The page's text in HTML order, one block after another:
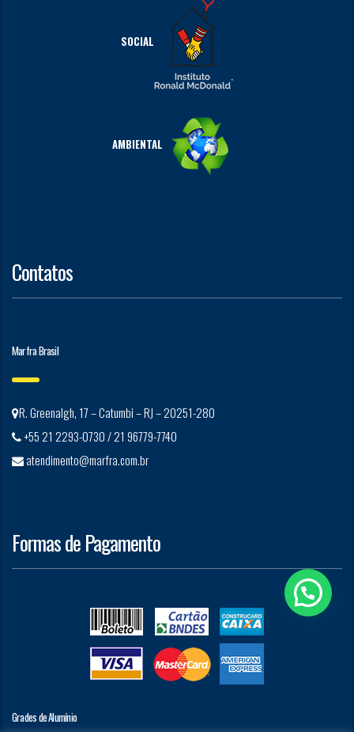
SOCIAL
AMBIENTAL
Contatos
Marfra Brasil
R. Greenalgh, 17 – Catumbi – RJ – 20251-280
+55 21 2293-0730 / 21 96779-7740
atendimento@marfra.com.br
Formas de Pagamento
Grades de Alumínio